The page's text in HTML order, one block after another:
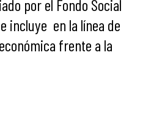
por el Fondo Social
incluye en la línea de
frente a la